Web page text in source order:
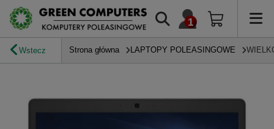
Wstecz Strona główna LAPTOPY POLEASINGOWE